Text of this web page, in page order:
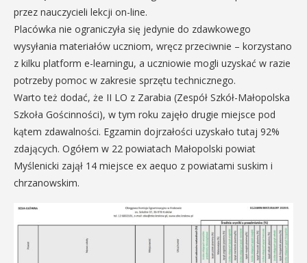
przez nauczycieli lekcji on-line.
Placówka nie ograniczyła się jedynie do zdawkowego
wysyłania materiałów uczniom, wręcz przeciwnie – korzystano
z kilku platform e-learningu, a uczniowie mogli uzyskać w razie
potrzeby pomoc w zakresie sprzętu technicznego.
Warto też dodać, że II LO z Zarabia (Zespół Szkół-Małopolska
Szkoła Gościnności), w tym roku zajęło drugie miejsce pod
kątem zdawalności. Egzamin dojrzałości uzyskało tutaj 92%
zdających. Ogółem w 22 powiatach Małopolski powiat
Myślenicki zajął 14 miejsce ex aequo z powiatami suskim i
chrzanowskim.